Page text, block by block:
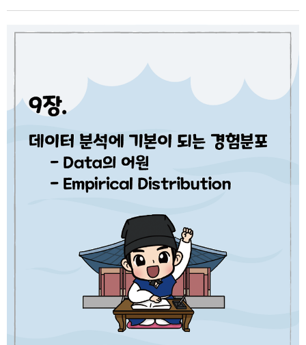
라 심도(severity) 또한 알아야 한다. 그렇다면 이번 장에서는 심도를 모델링